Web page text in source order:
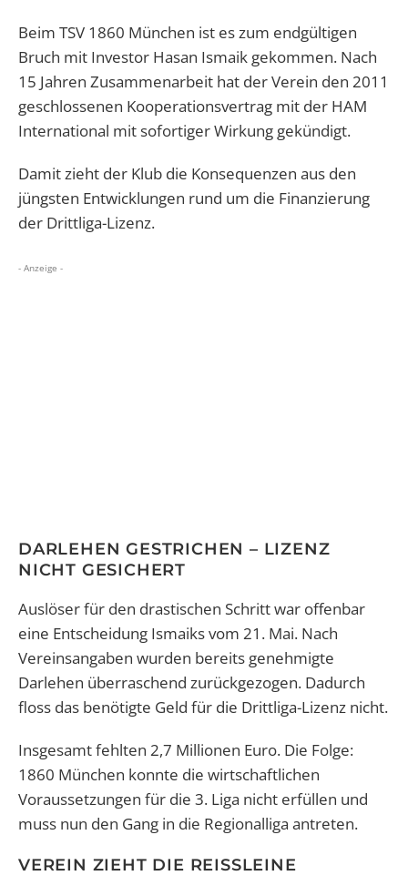
Beim TSV 1860 München ist es zum endgültigen
Bruch mit Investor Hasan Ismaik gekommen. Nach
15 Jahren Zusammenarbeit hat der Verein den 2011
geschlossenen Kooperationsvertrag mit der HAM
International mit sofortiger Wirkung gekündigt.
Damit zieht der Klub die Konsequenzen aus den
jüngsten Entwicklungen rund um die Finanzierung
der Drittliga-Lizenz.
- Anzeige -
DARLEHEN GESTRICHEN – LIZENZ
NICHT GESICHERT
Auslöser für den drastischen Schritt war offenbar
eine Entscheidung Ismaiks vom 21. Mai. Nach
Vereinsangaben wurden bereits genehmigte
Darlehen überraschend zurückgezogen. Dadurch
floss das benötigte Geld für die Drittliga-Lizenz nicht.
Insgesamt fehlten 2,7 Millionen Euro. Die Folge:
1860 München konnte die wirtschaftlichen
Voraussetzungen für die 3. Liga nicht erfüllen und
muss nun den Gang in die Regionalliga antreten.
VEREIN ZIEHT DIE REISSLEINE